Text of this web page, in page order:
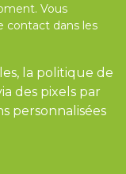
Vous
contact dans les
la politique de
des pixels par
personnalisées